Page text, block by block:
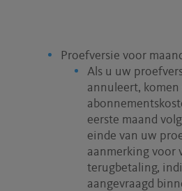
Proefversie voor
Als u uw
annuleert, komen
eerste maand
einde van uw
aanmerking voor
terugbetaling,
aangevraagd